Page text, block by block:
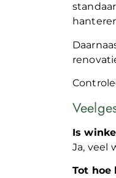
Is
Ja, veel
Tot hoe